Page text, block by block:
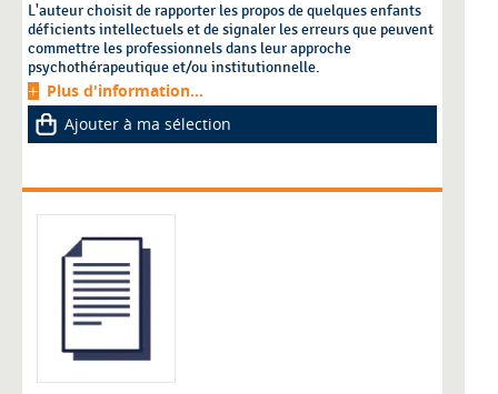
L'auteur choisit de rapporter les propos de quelques enfants
déficients intellectuels et de signaler les erreurs que peuvent
commettre les professionnels dans leur approche
psychothérapeutique et/ou institutionnelle.
Plus d'information...
Ajouter à ma sélection